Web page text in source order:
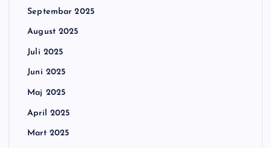
Septembar 2025
August 2025
Juli 2025
Juni 2025
Maj 2025
April 2025
Mart 2025